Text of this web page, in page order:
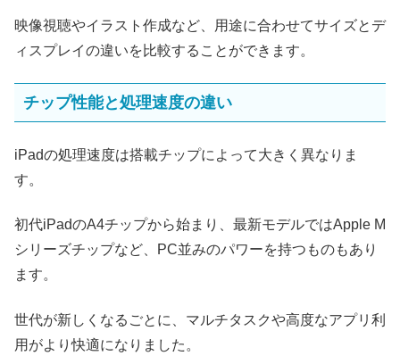
映像視聴やイラスト作成など、用途に合わせてサイズとデ
ィスプレイの違いを比較することができます。
チップ性能と処理速度の違い
iPadの処理速度は搭載チップによって大きく異なりま
す。
初代iPadのA4チップから始まり、最新モデルではApple M
シリーズチップなど、PC並みのパワーを持つものもあり
ます。
世代が新しくなるごとに、マルチタスクや高度なアプリ利
用がより快適になりました。